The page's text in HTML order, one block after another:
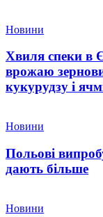
Новини
Хвиля спеки в
врожаю
кукурудзу і
Новини
Польові
дають більше
Новини